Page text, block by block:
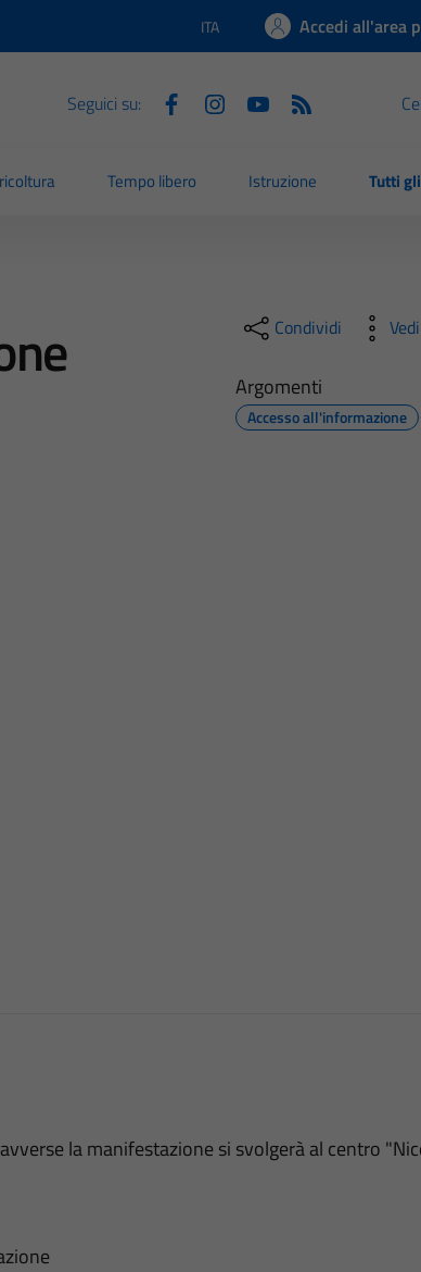
Lingua attiva:
ITA Accedi all'area
Seguici su:
Tempo libero Istruzione Tutti
Condividi
Argomenti
Accesso all'informazione
la manifestazione si svolgerà al centro